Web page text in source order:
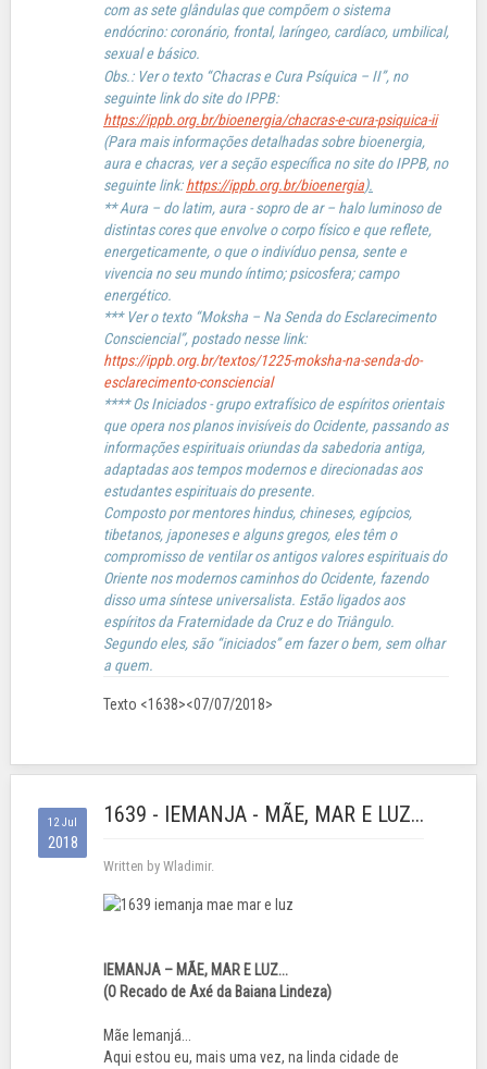
com as sete glândulas que compõem o sistema
endócrino: coronário, frontal, laríngeo, cardíaco, umbilical,
sexual e básico.
Obs.: Ver o texto “Chacras e Cura Psíquica – II”, no
seguinte link do site do IPPB:
https://ippb.org.br/bioenergia/chacras-e-cura-psiquica-ii
(Para mais informações detalhadas sobre bioenergia,
aura e chacras, ver a seção específica no site do IPPB, no
seguinte link:https://ippb.org.br/bioenergia).
** Aura – do latim, aura - sopro de ar – halo luminoso de
distintas cores que envolve o corpo físico e que reflete,
energeticamente, o que o indivíduo pensa, sente e
vivencia no seu mundo íntimo; psicosfera; campo
energético.
*** Ver o texto “Moksha – Na Senda do Esclarecimento
Consciencial”, postado nesse link:
https://ippb.org.br/textos/1225-moksha-na-senda-do-
esclarecimento-consciencial
**** Os Iniciados - grupo extrafísico de espíritos orientais
que opera nos planos invisíveis do Ocidente, passando as
informações espirituais oriundas da sabedoria antiga,
adaptadas aos tempos modernos e direcionadas aos
estudantes espirituais do presente.
Composto por mentores hindus, chineses, egípcios,
tibetanos, japoneses e alguns gregos, eles têm o
compromisso de ventilar os antigos valores espirituais do
Oriente nos modernos caminhos do Ocidente, fazendo
disso uma síntese universalista. Estão ligados aos
espíritos da Fraternidade da Cruz e do Triângulo.
Segundo eles, são “iniciados” em fazer o bem, sem olhar
a quem.
Texto <1638><07/07/2018>
12 Jul
2018
1639 - IEMANJA - MÃE, MAR E LUZ...
Written by Wladimir.
IEMANJA – MÃE, MAR E LUZ...
(O Recado de Axé da Baiana Lindeza)
Mãe Iemanjá...
Aqui estou eu, mais uma vez, na linda cidade de